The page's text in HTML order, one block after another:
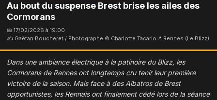
Au bout du suspense Brest brise les ailes des
Cormorans
📅 17/02/2026 à 19:00
✍ Gaëtan Boucheret / Photographe © Charlotte Tacarlo 📍 Rennes (Le Blizz)
Dans une ambiance électrique à la patinoire du Blizz, les
Cormorans de Rennes ont longtemps cru tenir leur première
victoire de la saison. Mais face à des Albatros de Brest
opportunistes, les Rennais ont finalement cédé lors de la séance